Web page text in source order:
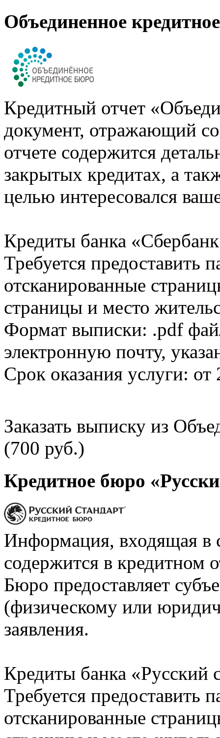
Объединенное
Кредитный отчет
документ, отражающий
отчете содержится
закрытых кредитах, а
целью интересовался
Кредиты банка
Требуется предоставить
отсканированные
страницы и место
Формат выписки: .pdf
электронную почту,
Срок оказания услуги: от
Заказать выписку из
(700 руб.)
Кредитное бюро
Информация, входящая в
содержится в кредитном
Бюро предоставляет
(физическому или
заявления.
Кредиты банка «Русский
Требуется предоставить
отсканированные